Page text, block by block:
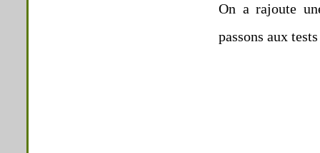
On a rajoute
passons aux